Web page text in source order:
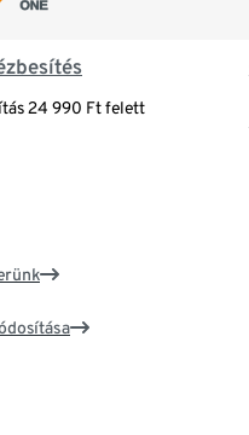
24 990 Ft felett